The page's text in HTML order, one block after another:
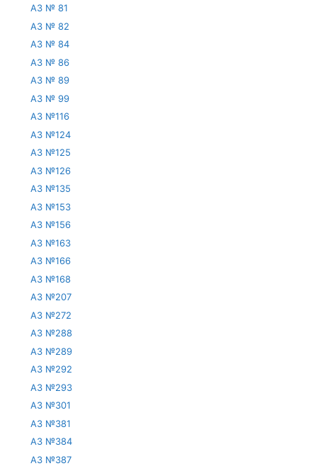
АЗ № 81
АЗ № 82
АЗ № 84
АЗ № 86
АЗ № 89
АЗ № 99
АЗ №116
АЗ №124
АЗ №125
АЗ №126
АЗ №135
АЗ №153
АЗ №156
АЗ №163
АЗ №166
АЗ №168
АЗ №207
АЗ №272
АЗ №288
АЗ №289
АЗ №292
АЗ №293
АЗ №301
АЗ №381
АЗ №384
АЗ №387